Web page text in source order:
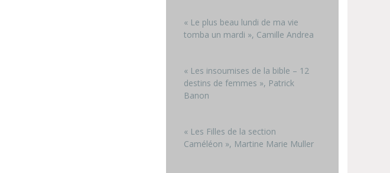
« Le plus beau lundi de ma vie
tomba un mardi », Camille Andrea
« Les insoumises de la bible – 12
destins de femmes », Patrick
Banon
« Les Filles de la section
Caméléon », Martine Marie Muller